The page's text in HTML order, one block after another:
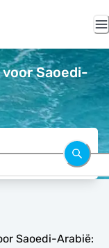
Saoedi-
Saoedi-Arabië: